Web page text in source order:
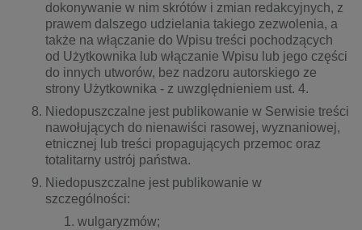
dokonywanie w nim skrótów i zmian redakcyjnych, z
prawem dalszego udzielania takiego zezwolenia, a
także na włączanie do Wpisu treści pochodzących
od Użytkownika lub włączanie Wpisu lub jego części
do innych utworów, bez nadzoru autorskiego ze
strony Użytkownika - z uwzględnieniem ust. 4.
Niedopuszczalne jest publikowanie w Serwisie treści
nawołujących do nienawiści rasowej, wyznaniowej,
etnicznej lub treści propagujących przemoc oraz
totalitarny ustrój państwa.
Niedopuszczalne jest publikowanie w
szczególności:
wulgaryzmów;